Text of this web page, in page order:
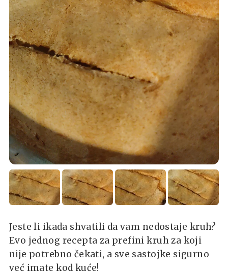
Jeste li ikada shvatili da vam nedostaje kruh?
Evo jednog recepta za prefini kruh za koji
nije potrebno čekati, a sve sastojke sigurno
već imate kod kuće!